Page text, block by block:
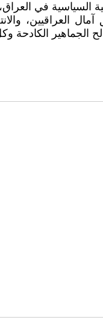
السياسية في
آمال العراقيين،
الجماهير